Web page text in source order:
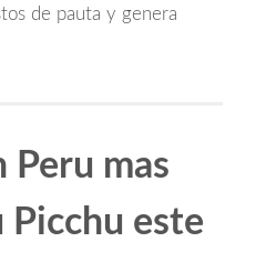
de pauta y genera
Peru mas
Picchu este